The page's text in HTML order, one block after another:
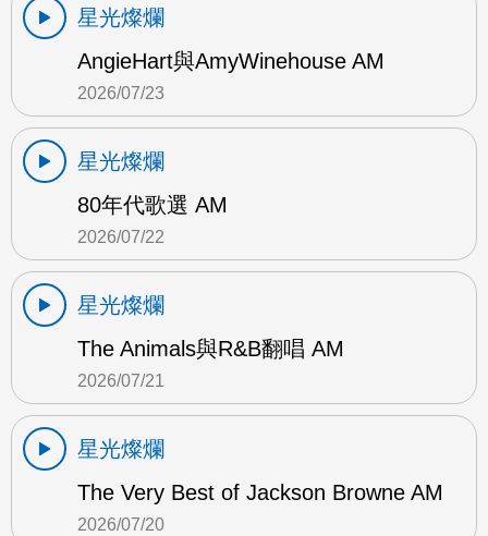
星光燦爛
AngieHart與AmyWinehouse AM
2026/07/23
星光燦爛
80年代歌選 AM
2026/07/22
星光燦爛
The Animals與R&B翻唱 AM
2026/07/21
星光燦爛
The Very Best of Jackson Browne AM
2026/07/20